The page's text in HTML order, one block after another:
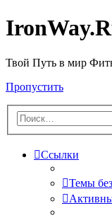
Твой Путь в мир
Пропустить
Ссылки
Темы